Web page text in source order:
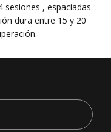
, espaciadas
dura entre 15 y 20